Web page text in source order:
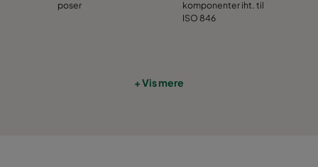
poser
komponenter iht. til
ISO 846
+ Vis mere